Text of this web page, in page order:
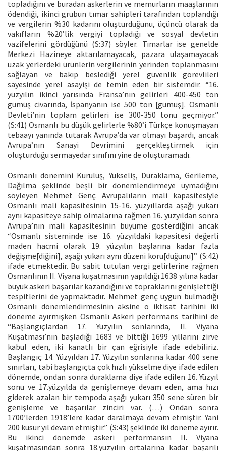
topladığını ve buradan askerlerin ve memurların maaşlarının
ödendiği, ikinci grubun tımar sahipleri tarafından toplandığı
ve vergilerin %30 kadarını oluşturduğunu, üçüncü olarak da
vakıfların %20’lik vergiyi topladığı ve sosyal devletin
vazifelerini gördüğünü (S:37) söyler. Tımarlar ise genelde
Merkezi Hazineye aktarılamayacak, pazara ulaşamayacak
uzak yerlerdeki ürünlerin vergilerinin yerinden toplanmasını
sağlayan ve bakıp beslediği yerel güvenlik görevlileri
sayesinde yerel asayişi de temin eden bir sistemdir. “16.
yüzyılın ikinci yarısında Fransa’nın gelirleri 400-450 ton
gümüş civarında, İspanyanın ise 500 ton [gümüş]. Osmanlı
Devleti’nin toplam gelirleri ise 300-350 tonu geçmiyor.”
(S:41) Osmanlı bu düşük gelirlerle %80’i Türkçe konuşmayan
tebaayı yanında tutarak Avrupa’da var olmayı başardı, ancak
Avrupa’nın Sanayi Devrimini gerçekleştirmek için
oluşturduğu sermayedar sınıfını yine de oluşturamadı.
Osmanlı dönemini Kuruluş, Yükseliş, Duraklama, Gerileme,
Dağılma şeklinde beşli bir dönemlendirmeye uymadığını
söyleyen Mehmet Genç Avrupalıların mali kapasitesiyle
Osmanlı mali kapasitesinin 15-16. yüzyıllarda aşağı yukarı
aynı kapasiteye sahip olmalarına rağmen 16. yüzyıldan sonra
Avrupa’nın mali kapasitesinin büyüme gösterdiğini ancak
“Osmanlı sisteminde ise 16. yüzyıldaki kapasitesi değerli
maden hacmi olarak 19. yüzyılın başlarına kadar fazla
değişme[diğini], aşağı yukarı aynı düzeni koru[duğunu]” (S:42)
ifade etmektedir. Bu sabit tutulan vergi gelirlerine rağmen
Osmanlının II. Viyana kuşatmasının yapıldığı 1638 yılına kadar
büyük askeri başarılar kazandığını ve topraklarını genişlettiği
tespitlerini de yapmaktadır. Mehmet genç uygun bulmadığı
Osmanlı dönemlendirmesinin aksine o iktisat tarihini iki
döneme ayırmışken Osmanlı Askeri performans tarihini de
“Başlangıçlardan 17. Yüzyılın sonlarında, II. Viyana
Kuşatması’nın başladığı 1683 ve bittiği 1699 yıllarını zirve
kabul eden, iki kanatlı bir çan eğrisiyle ifade edebiliriz.
Başlangıç 14. Yüzyıldan 17. Yüzyılın sonlarına kadar 400 sene
sınırları, tabi başlangıçta çok hızlı yükselme diye ifade edilen
dönemde, ondan sonra duraklama diye ifade edilen 16. Yüzyıl
sonu ve 17.yüzyılda da genişlemeye devam eden, ama hızı
giderek azalan bir tempoda aşağı yukarı 350 sene süren bir
genişleme ve başarılar zinciri var. (…) Ondan sonra
1700’lerden 1918’lere kadar daralmaya devam etmiştir. Yani
200 kusur yıl devam etmiştir.” (S:43) şeklinde iki döneme ayırır.
Bu ikinci dönemde askeri performansın II. Viyana
kuşatmasından sonra 18.yüzyılın ortalarına kadar başarılı